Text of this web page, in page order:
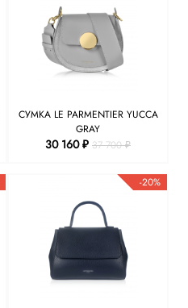
СУМКА LE PARMENTIER YUCCA
GRAY
30 160 ₽ 37 700 ₽
-20%